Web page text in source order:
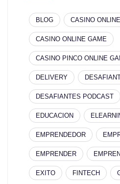
BLOG CASINO ONLINE
CASINO ONLINE GAME
CASINO PINCO ONLINE
DELIVERY
DESAFIANTES PODCAST
EDUCACION
EMPRENDEDOR
EMPRENDER
EXITO FINTECH